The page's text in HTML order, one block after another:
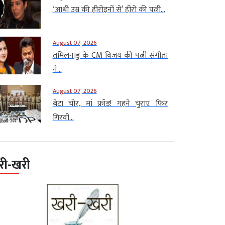
‘आधी उम्र की हीरोइनों से’ हीरो की पत्नी...
August 07, 2026
तमिलनाडु के CM विजय की पत्नी संगीता
ने...
August 07, 2026
बेटा चोर, मां फ्रॉड! गहने चुराए फिर
गिरवी...
खरी